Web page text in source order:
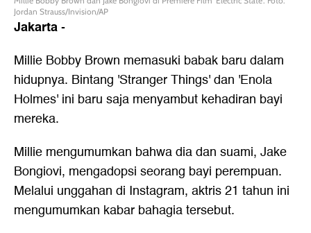
Jordan Strauss/Invision/AP
Jakarta-
Millie Bobby Brown memasuki babak baru dalam
hidupnya. Bintang 'Stranger Things' dan 'Enola
Holmes' ini baru saja menyambut kehadiran bayi
mereka.
Millie mengumumkan bahwa dia dan suami, Jake
Bongiovi, mengadopsi seorang bayi perempuan.
Melalui unggahan di Instagram, aktris 21 tahun ini
mengumumkan kabar bahagia tersebut.